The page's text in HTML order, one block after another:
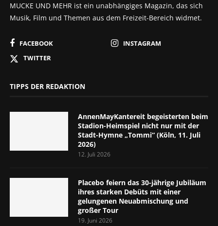
MUCKE UND MEHR ist ein unabhängiges Magazin, das sich
Musik, Film und Themen aus dem Freizeit-Bereich widmet.
FACEBOOK
INSTAGRAM
TWITTER
TIPPS DER REDAKTION
AnnenMayKantereit begeisterten beim
Stadion-Heimspiel nicht nur mit der
Stadt-Hymne „Tommi“ (Köln, 11. Juli
2026)
12. Juli 2026
Placebo feiern das 30-jährige Jubiläum
ihres starken Debüts mit einer
gelungenen Neuabmischung und
großer Tour
19. Juni 2026